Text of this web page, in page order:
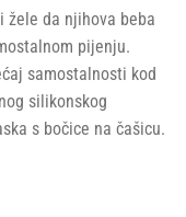
žele da njihova beba
pijenju.
samostalnosti kod
silikonskog
s bočice na čašicu.